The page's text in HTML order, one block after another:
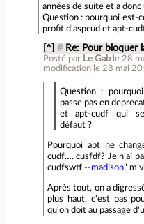
années de suite et a
Question : pourquoi est-
profit d'aspcud et apt-
[^] # Re: Pour bloquer
Posté par Le Gab le 28
modification le 28 mai
Question :
passe pas en
et apt-cudf qui
défaut ?
Pourquoi apt ne
cudf…. cusfdf? Je n'ai
cudfswtf --madison"
Après tout, on a
plus haut, c'est pas
qu'on doit au passage